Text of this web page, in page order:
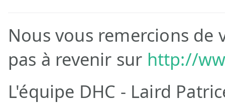
Nous vous remercions de
pas à revenir sur http://
L'équipe DHC - Laird